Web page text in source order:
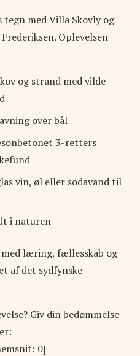
tegn med Villa Skovly og
Oplevelsen
og strand med vilde
over bål
3-retters
vin, øl eller sodavand til
i naturen
læring, fællesskab og
af det sydfynske
Giv din bedømmelse
0]